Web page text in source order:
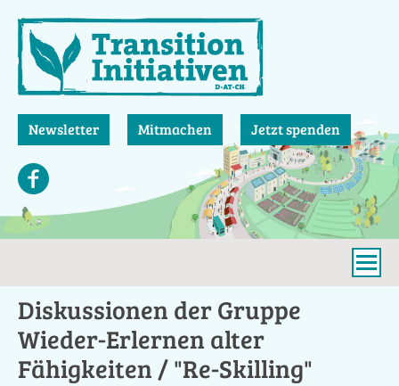
zum
Inhalt
Newsletter Mitmachen Jetzt spenden
Diskussionen der Gruppe
Wieder-Erlernen alter
Fähigkeiten / "Re-Skilling"